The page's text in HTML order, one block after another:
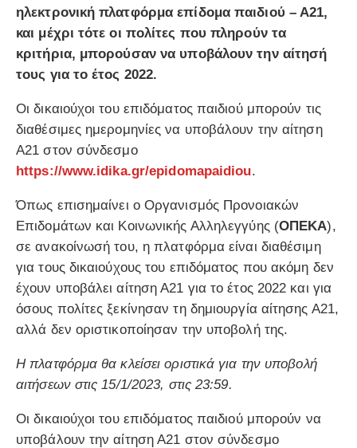
ηλεκτρονική πλατφόρμα επίδομα παιδιού – Α21,
και μέχρι τότε οι πολίτες που πληρούν τα
κριτήρια, μπορούσαν να υποβάλουν την αίτησή
τους για το έτος 2022.
Οι δικαιούχοι του επιδόματος παιδιού μπορούν τις
διαθέσιμες ημερομηνίες να υποβάλουν την αίτηση
Α21 στον σύνδεσμο
https://www.idika.gr/epidomapaidiou.
Όπως επισημαίνει ο Οργανισμός Προνοιακών
Επιδομάτων και Κοινωνικής Αλληλεγγύης (ΟΠΕΚΑ),
σε ανακοίνωσή του, η πλατφόρμα είναι διαθέσιμη
για τους δικαιούχους του επιδόματος που ακόμη δεν
έχουν υποβάλει αίτηση Α21 για το έτος 2022 και για
όσους πολίτες ξεκίνησαν τη δημιουργία αίτησης Α21,
αλλά δεν οριστικοποίησαν την υποβολή της.
Η πλατφόρμα θα κλείσει οριστικά για την υποβολή
αιτήσεων στις 15/1/2023, στις 23:59.
Οι δικαιούχοι του επιδόματος παιδιού μπορούν να
υποβάλουν την αίτηση Α21 στον σύνδεσμο